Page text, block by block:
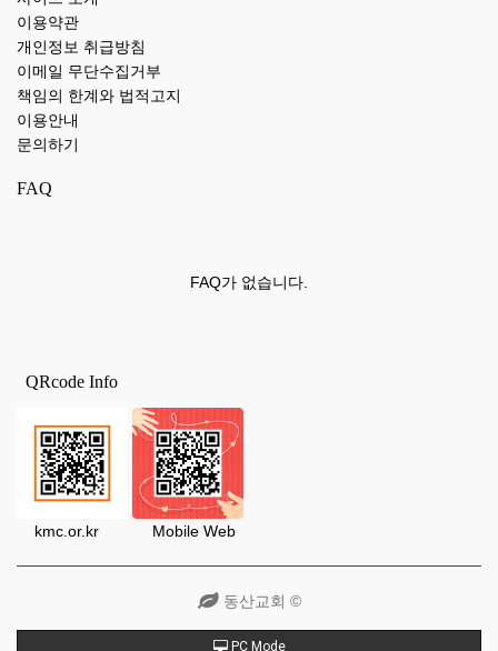
이용약관
개인정보 취급방침
이메일 무단수집거부
책임의 한계와 법적고지
이용안내
문의하기
FAQ
FAQ가 없습니다.
QRcode Info
kmc.or.kr Mobile Web
동산교회 ©
PC Mode